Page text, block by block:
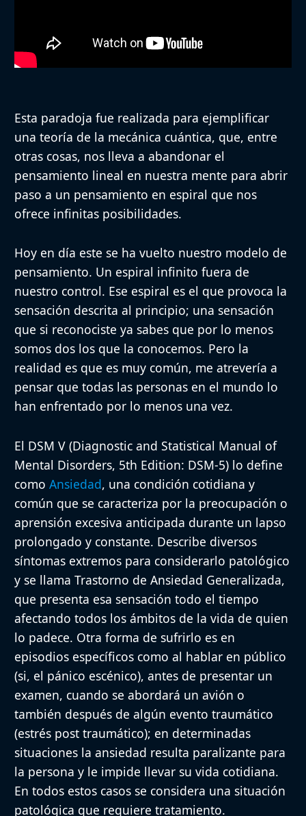
Esta paradoja fue realizada para ejemplificar
una teoría de la mecánica cuántica, que, entre
otras cosas, nos lleva a abandonar el
pensamiento lineal en nuestra mente para abrir
paso a un pensamiento en espiral que nos
ofrece infinitas posibilidades.
Hoy en día este se ha vuelto nuestro modelo de
pensamiento. Un espiral infinito fuera de
nuestro control. Ese espiral es el que provoca la
sensación descrita al principio; una sensación
que si reconociste ya sabes que por lo menos
somos dos los que la conocemos. Pero la
realidad es que es muy común, me atrevería a
pensar que todas las personas en el mundo lo
han enfrentado por lo menos una vez.
El DSM V (Diagnostic and Statistical Manual of
Mental Disorders, 5th Edition: DSM-5) lo define
como Ansiedad, una condición cotidiana y
común que se caracteriza por la preocupación o
aprensión excesiva anticipada durante un lapso
prolongado y constante. Describe diversos
síntomas extremos para considerarlo patológico
y se llama Trastorno de Ansiedad Generalizada,
que presenta esa sensación todo el tiempo
afectando todos los ámbitos de la vida de quien
lo padece. Otra forma de sufrirlo es en
episodios específicos como al hablar en público
(si, el pánico escénico), antes de presentar un
examen, cuando se abordará un avión o
también después de algún evento traumático
(estrés post traumático); en determinadas
situaciones la ansiedad resulta paralizante para
la persona y le impide llevar su vida cotidiana.
En todos estos casos se considera una situación
patológica que requiere tratamiento.